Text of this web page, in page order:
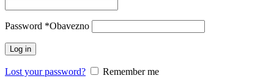
Password *Obavezno
Log in
Lost your password?
Remember me